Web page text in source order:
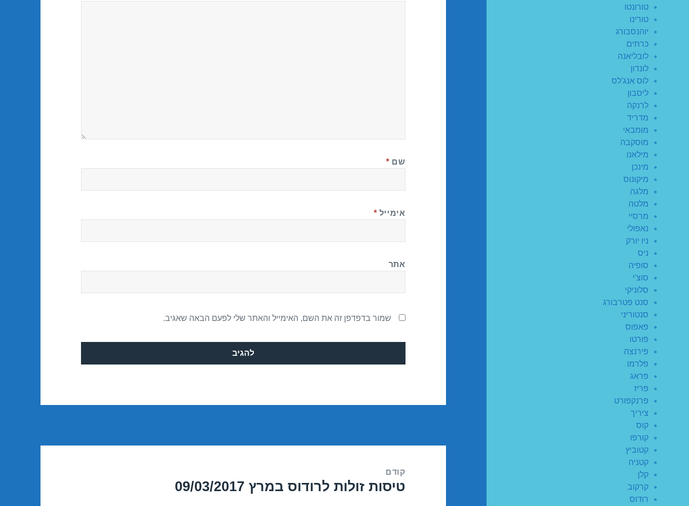
טורונטו
טורינו
יוהנסבורג
כרתים
לובליאנה
לונדון
לוס אנג'לס
ליסבון
לרנקה
מדריד
מומבאי
מוסקבה
מילאנו
מינכן
מיקונוס
מלגה
מלטה
מרסיי
נאפולי
ניו יורק
ניס
סופיה
סוצ'י
סלוניקי
סנט פטרבורג
סנטוריני
פאפוס
פורטו
פירנצה
פלרמו
פראג
פריז
פרנקפורט
ציריך
קוס
קורפו
קטוביץ
קטניה
קלן
קרקוב
רודוס
שם *
אימייל *
אתר
שמור בדפדפן זה את השם, האימייל והאתר שלי לפעם הבאה שאגיב.
קודם
הפוסט
טיסות זולות לרודוס במרץ 09/03/2017